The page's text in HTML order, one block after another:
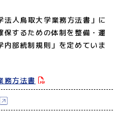
法人鳥取大学業務方法書」に
保するための体制を整備・運
内部統制規則」を定めていま
務方法書